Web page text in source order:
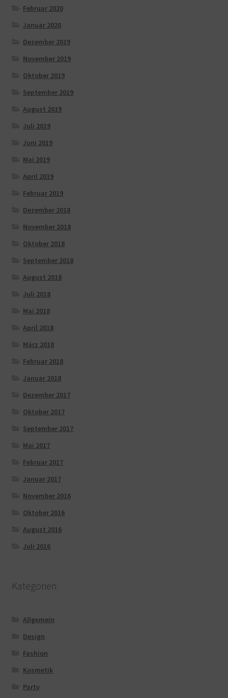
Februar 2020
Januar 2020
Dezember 2019
November 2019
Oktober 2019
September 2019
August 2019
Juli 2019
Juni 2019
Mai 2019
April 2019
Februar 2019
Dezember 2018
November 2018
Oktober 2018
September 2018
August 2018
Juli 2018
Mai 2018
April 2018
März 2018
Februar 2018
Januar 2018
Dezember 2017
Oktober 2017
September 2017
Mai 2017
Februar 2017
Januar 2017
November 2016
Oktober 2016
August 2016
Juli 2016
Kategorien
Allgemein
Design
Fashion
Kosmetik
Party